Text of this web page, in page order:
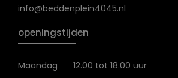
info@beddenplein4045.nl
openingstijden
Maandag
12.00 tot 18.00 uur